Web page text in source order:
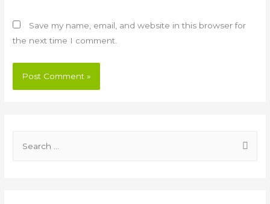
Save my name, email, and website in this browser for
the next time I comment.